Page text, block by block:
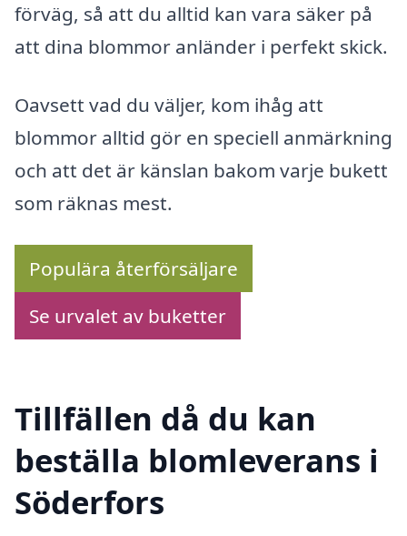
förväg, så att du alltid kan vara säker på
att dina blommor anländer i perfekt skick.
Oavsett vad du väljer, kom ihåg att
blommor alltid gör en speciell anmärkning
och att det är känslan bakom varje bukett
som räknas mest.
Populära återförsäljare
Se urvalet av buketter
Tillfällen då du kan
beställa blomleverans i
Söderfors